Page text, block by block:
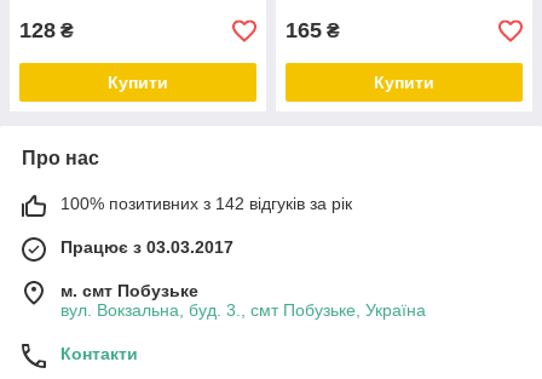
128 ₴
Купити
165 ₴
Купити
Про нас
100% позитивних з 142 відгуків за рік
Працює з 03.03.2017
м. смт Побузьке
вул. Вокзальна, буд. 3., смт Побузьке, Україна
Контакти